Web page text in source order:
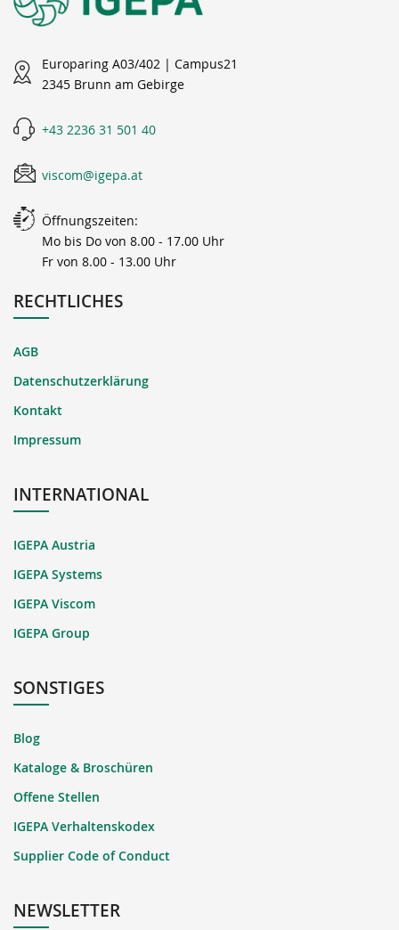
Europaring A03/402 | Campus21
2345 Brunn am Gebirge
+43 2236 31 501 40
viscom@igepa.at
Öffnungszeiten:
Mo bis Do von 8.00 - 17.00 Uhr
Fr von 8.00 - 13.00 Uhr
RECHTLICHES
AGB
Datenschutzerklärung
Kontakt
Impressum
INTERNATIONAL
IGEPA Austria
IGEPA Systems
IGEPA Viscom
IGEPA Group
SONSTIGES
Blog
Kataloge & Broschüren
Offene Stellen
IGEPA Verhaltenskodex
Supplier Code of Conduct
NEWSLETTER